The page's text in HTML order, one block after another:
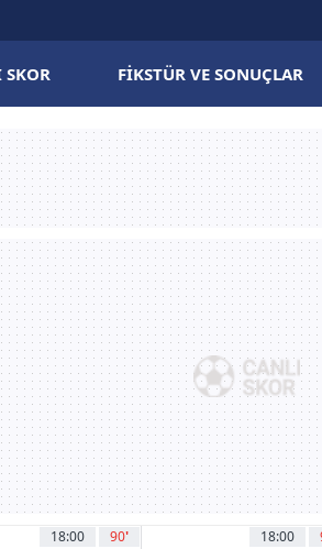
SKOR FIKSTÜR VE SONUÇLAR
18:00 90' 18:00